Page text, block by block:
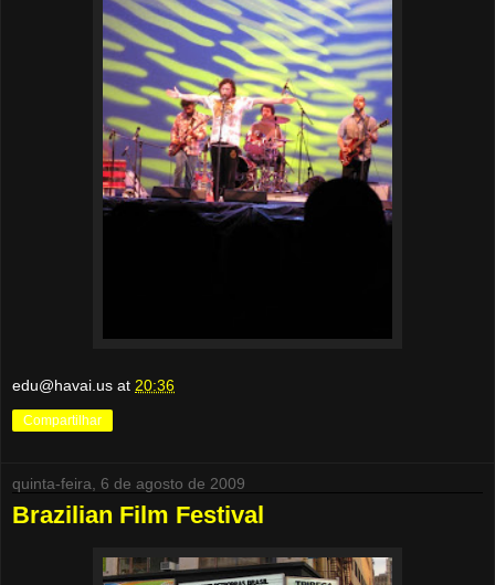
edu@havai.us at 20:36
Compartilhar
quinta-feira, 6 de agosto de 2009
Brazilian Film Festival